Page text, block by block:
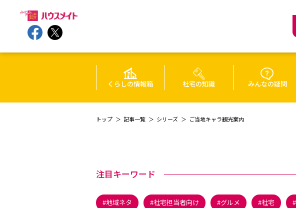
くらしの情報箱 社宅の知識 みんなの疑問
トップ 記事一覧 シリーズ ご当地キャラ観光案内
注目キーワード
地域ネタ 社宅担当者向け グルメ 社宅